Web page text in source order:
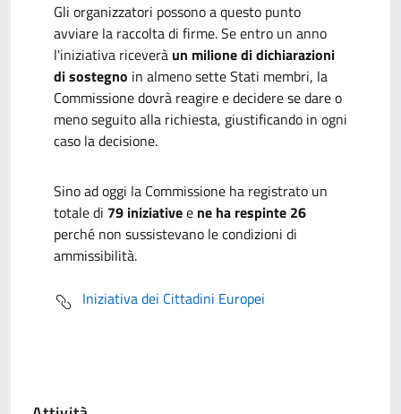
Gli organizzatori possono a questo punto
avviare la raccolta di firme. Se entro un anno
l'iniziativa riceverà un milione di dichiarazioni
di sostegno in almeno sette Stati membri, la
Commissione dovrà reagire e decidere se dare o
meno seguito alla richiesta, giustificando in ogni
caso la decisione.
Sino ad oggi la Commissione ha registrato un
totale di 79 iniziativee ne ha respinte 26
perché non sussistevano le condizioni di
ammissibilità.
Iniziativa dei Cittadini Europei